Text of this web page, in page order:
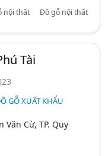
nội thất Đồ gỗ nội thất
Tài
GỖ XUẤT KHẨU
Cừ, TP. Quy